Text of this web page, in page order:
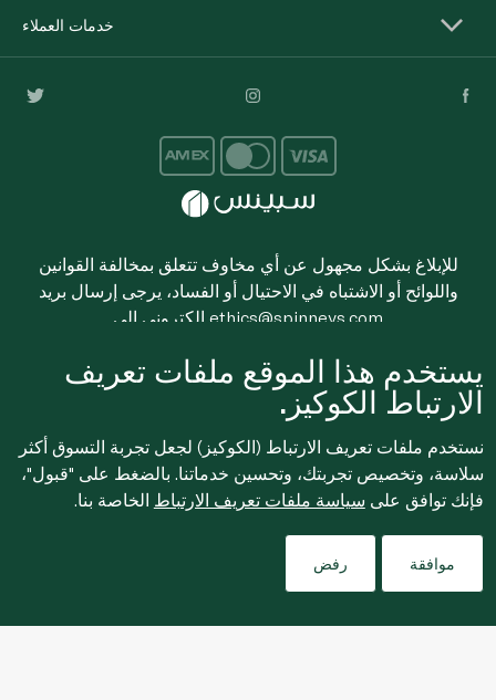
خدمات العملاء
للإبلاغ بشكل مجهول عن أي مخاوف تتعلق بمخالفة القوانين
واللوائح أو الاشتباه في الاحتيال أو الفساد، يرجى إرسال بريد
ethics@spinneys.com
© 2020-2026 سبينس. كل الحقوق محفوظة
يستخدم هذا الموقع ملفات تعريف
الارتباط الكوكيز.
نستخدم ملفات تعريف الارتباط (الكوكيز) لجعل تجربة التسوق أكثر
سلاسة، وتخصيص تجربتك، وتحسين خدماتنا. بالضغط على "قبول"،
فإنك توافق على سياسة ملفات تعريف الارتباط الخاصة بنا.
موافقة رفض